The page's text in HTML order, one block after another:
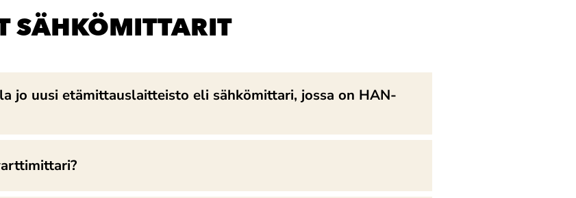
SÄHKÖMITTARIT
jo uusi etämittauslaitteisto eli sähkömittari, jossa on HAN-